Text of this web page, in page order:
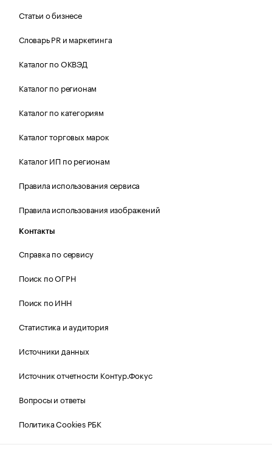
Статьи о бизнесе
Словарь PR и маркетинга
Каталог по ОКВЭД
Каталог по регионам
Каталог по категориям
Каталог торговых марок
Каталог ИП по регионам
Правила использования сервиса
Правила использования изображений
Контакты
Справка по сервису
Поиск по ОГРН
Поиск по ИНН
Статистика и аудитория
Источники данных
Источник отчетности Контур.Фокус
Вопросы и ответы
Политика Cookies РБК